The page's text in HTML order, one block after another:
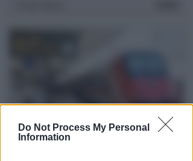
Do Not Process My Personal
Information